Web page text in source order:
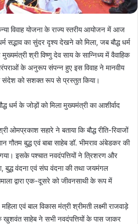
विवाह योजना के राज्य स्तरीय आयोजन में आज
सद्भाव का सुंदर दृश्य देखने को मिला, जब बौद्ध धर्म
श्री विष्णु देव साय के सान्निध्य में वैवाहिक
के अनुरूप संपन्न हुए इस विवाह ने मानवीय
संदेश को सशक्त रूप से प्रस्तुत किया।
ओमप्रकाश सहारे ने बताया कि बौद्ध रीति-रिवाजों
गौतम बुद्ध एवं बाबा साहेब डॉ. भीमराव अंबेडकर की
गया। इसके पश्चात नवदंपत्तियों ने त्रिशरण और
बुद्ध वंदना एवं संघ वंदना की तथा जयमंगल
द्वारा एक-दूसरे को जीवनसाथी के रूप में
एवं बाल विकास मंत्री श्रीमती लक्ष्मी राजवाड़े
साहेब ने सभी नवदंपत्तियों के पास जाकर